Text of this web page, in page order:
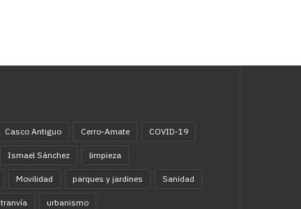
Casco Antiguo Cerro-Amate COVID-19
Ismael Sánchez limpieza
Movilidad parques y jardines Sanidad
tranvía urbanismo